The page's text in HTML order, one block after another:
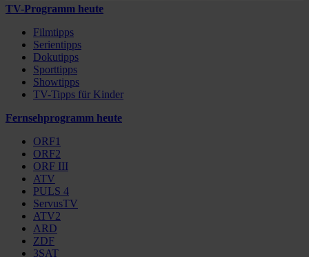
TV-Programm heute
Filmtipps
Serientipps
Dokutipps
Sporttipps
Showtipps
TV-Tipps für Kinder
Fernsehprogramm heute
ORF1
ORF2
ORF III
ATV
PULS 4
ServusTV
ATV2
ARD
ZDF
3SAT